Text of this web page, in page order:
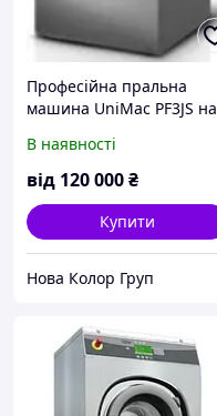
Професійна пральна
машина UniMac PF3JS на
В наявності
від 120 000₴
Купити
Нова Колор Груп